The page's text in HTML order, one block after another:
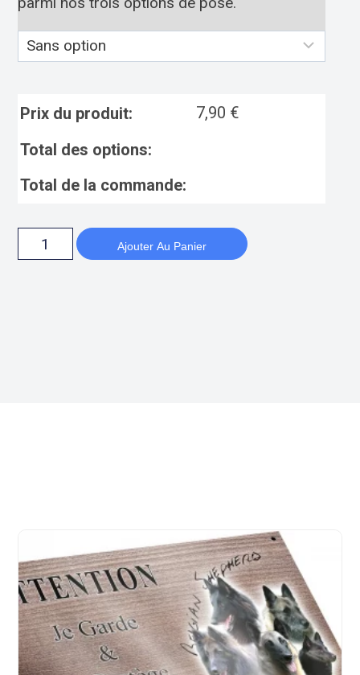
Prix du produit: 7,90 €
Total des options:
Total de la commande:
Ajouter Au Panier